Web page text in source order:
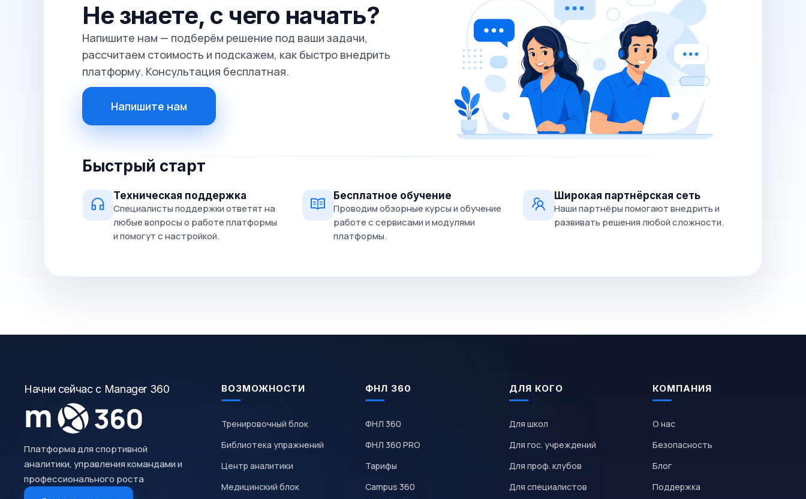
Не знаете, с чего начать?
Напишите нам — подберём решение под ваши задачи,
рассчитаем стоимость и подскажем, как быстро внедрить
платформу. Консультация бесплатная.
Напишите нам
Быстрый старт
Техническая поддержка
Специалисты поддержки ответят на
любые вопросы о работе платформы
и помогут с настройкой.
Бесплатное обучение
Проводим обзорные курсы и обучение
работе с сервисами и модулями
платформы.
Широкая партнёрская сеть
Наши партнёры помогают внедрить и
развивать решения любой сложности.
Начни сейчас с Manager 360
Платформа для спортивной
аналитики, управления командами и
профессионального роста
ВОЗМОЖНОСТИ
Тренировочный блок
Библиотека упражнений
Центр аналитики
Медицинский блок
ФНЛ 360
ФНЛ 360
ФНЛ 360 PRO
Тарифы
Campus 360
ДЛЯ КОГО
Для школ
Для гос. учреждений
Для проф. клубов
Для специалистов
КОМПАНИЯ
О нас
Безопасность
Блог
Поддержка